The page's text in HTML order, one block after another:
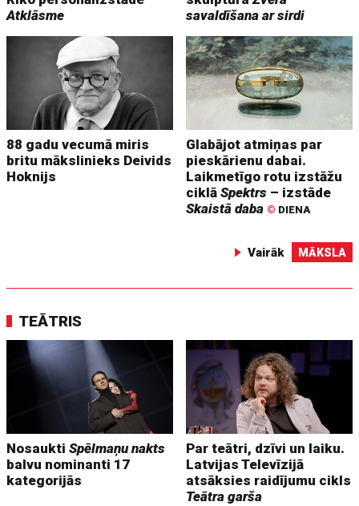
Atklāsme
savaldīšana ar sirdi
88 gadu vecumā miris
britu mākslinieks Deivids
Hoknijs
Glabājot atmiņas par
pieskārienu dabai.
Laikmetīgo rotu izstāžu
ciklāSpektrs – izstāde
Skaistā daba © DIENA
Vairāk MĀKSLA
TEĀTRIS
NosauktiSpēlmaņu nakts
balvu nominanti 17
kategorijās
Par teātri, dzīvi un laiku.
Latvijas Televīzijā
atsāksies raidījumu cikls
Teātra garša